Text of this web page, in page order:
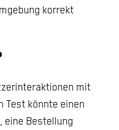
korrekt
mit
Test könnte einen
eine Bestellung